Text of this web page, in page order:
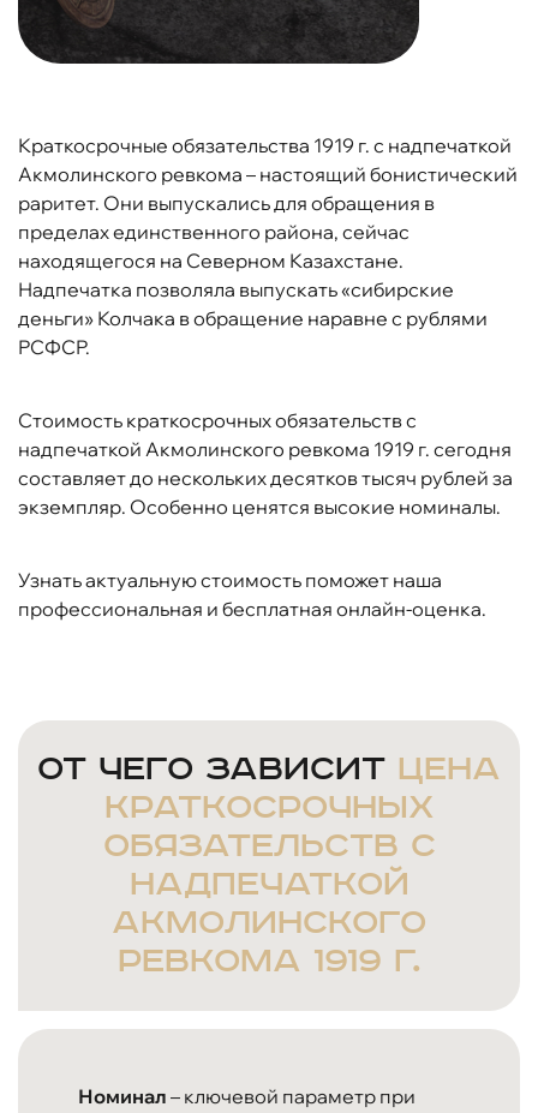
Краткосрочные обязательства 1919 г. с надпечаткой
Акмолинского ревкома – настоящий бонистический
раритет. Они выпускались для обращения в
пределах единственного района, сейчас
находящегося на Северном Казахстане.
Надпечатка позволяла выпускать «сибирские
деньги» Колчака в обращение наравне с рублями
РСФСР.
Стоимость краткосрочных обязательств с
надпечаткой Акмолинского ревкома 1919 г. сегодня
составляет до нескольких десятков тысяч рублей за
экземпляр. Особенно ценятся высокие номиналы.
Узнать актуальную стоимость поможет наша
профессиональная и бесплатная онлайн-оценка.
От чего зависит цена
краткосрочных
обязательств с
надпечаткой
Акмолинского
ревкома 1919 г.
Номинал – ключевой параметр при